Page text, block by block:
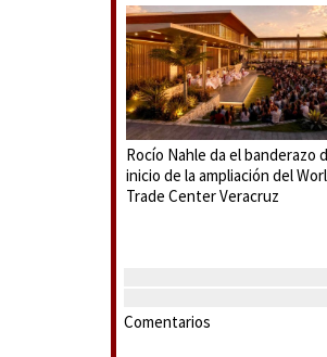
Rocío Nahle da el banderazo
inicio de la ampliación del
Trade Center Veracruz
Comentarios